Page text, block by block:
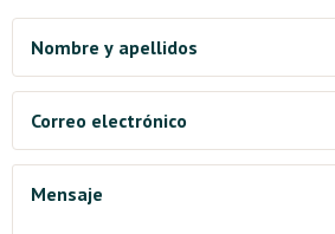
Nombre y apellidos
Correo electrónico
Mensaje